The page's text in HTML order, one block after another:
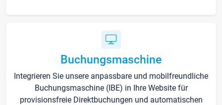
Buchungsmaschine
Integrieren Sie unsere anpassbare und mobilfreundliche
Buchungsmaschine (IBE) in Ihre Website für
provisionsfreie Direktbuchungen und automatischen